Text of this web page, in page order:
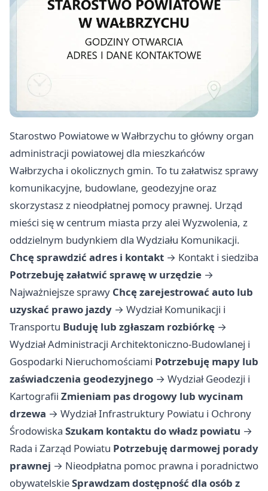
Starostwo Powiatowe w Wałbrzychu to główny organ
administracji powiatowej dla mieszkańców
Wałbrzycha i okolicznych gmin. To tu załatwisz sprawy
komunikacyjne, budowlane, geodezyjne oraz
skorzystasz z nieodpłatnej pomocy prawnej. Urząd
mieści się w centrum miasta przy alei Wyzwolenia, z
oddzielnym budynkiem dla Wydziału Komunikacji.
Chcę sprawdzić adres i kontakt → Kontakt i siedziba
Potrzebuję załatwić sprawę w urzędzie →
Najważniejsze sprawy Chcę zarejestrować auto lub
uzyskać prawo jazdy → Wydział Komunikacji i
Transportu Buduję lub zgłaszam rozbiórkę →
Wydział Administracji Architektoniczno-Budowlanej i
Gospodarki Nieruchomościami Potrzebuję mapy lub
zaświadczenia geodezyjnego → Wydział Geodezji i
Kartografii Zmieniam pas drogowy lub wycinam
drzewa → Wydział Infrastruktury Powiatu i Ochrony
Środowiska Szukam kontaktu do władz powiatu →
Rada i Zarząd Powiatu Potrzebuję darmowej porady
prawnej → Nieodpłatna pomoc prawna i poradnictwo
obywatelskieSprawdzam dostępność dla osób z